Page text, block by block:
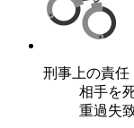
刑事上の責任
相手を
重過失